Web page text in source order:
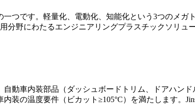
つです。軽量化、電動化、知能化という3つのメ
分野にわたるエンジニアリングプラスチックソリュ
動車内装部品（ダッシュボードトリム、ドアハン
装の温度要件（ビカット≥105°C）を満たします。